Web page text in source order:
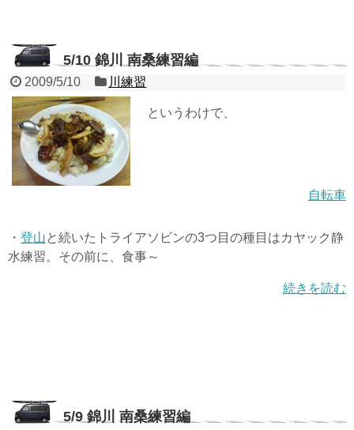
5/10 錦川 南桑練習編
2009/5/10 川練習
というわけで、
自転車
・ 登山と続いたトライアソビンの3つ目の種目はカヤック静
水練習。その前に、食事～
続きを読む
5/9 錦川 南桑練習編